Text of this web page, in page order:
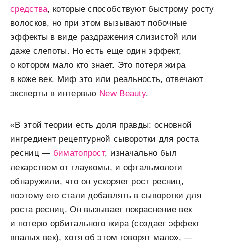
средства, которые способствуют быстрому росту
волосков, но при этом вызывают побочные
эффекты в виде раздражения слизистой или
даже слепоты. Но есть еще один эффект,
о котором мало кто знает. Это потеря жира
в коже век. Миф это или реальность, отвечают
эксперты в интервью New Beauty.
«В этой теории есть доля правды: основной
ингредиент рецептурной сыворотки для роста
ресниц — биматопрост, изначально был
лекарством от глаукомы, и офтальмологи
обнаружили, что он ускоряет рост ресниц,
поэтому его стали добавлять в сыворотки для
роста ресниц. Он вызывает покраснение век
и потерю орбитального жира (создает эффект
впалых век), хотя об этом говорят мало», —